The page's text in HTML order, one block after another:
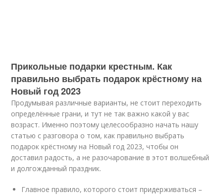
Прикольные подарки крестным. Как
правильно выбрать подарок крёстному на
Новый год 2023
Продумывая различные варианты, не стоит переходить
определённые грани, и тут не так важно какой у вас
возраст. Именно поэтому целесообразно начать нашу
статью с разговора о том, как правильно выбрать
подарок крёстному на Новый год 2023, чтобы он
доставил радость, а не разочарование в этот волшебный
и долгожданный праздник.
Главное правило, которого стоит придерживаться –